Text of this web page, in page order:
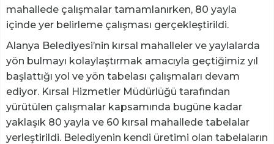
mahallede çalışmalar tamamlanırken, 80 yayla
içinde yer belirleme çalışması gerçekleştirildi.
Alanya Belediyesi’nin kırsal mahalleler ve yaylalarda
yön bulmayı kolaylaştırmak amacıyla geçtiğimiz yıl
başlattığı yol ve yön tabelası çalışmaları devam
ediyor. Kırsal Hizmetler Müdürlüğü tarafından
yürütülen çalışmalar kapsamında bugüne kadar
yaklaşık 80 yayla ve 60 kırsal mahallede tabelalar
yerleştirildi. Belediyenin kendi üretimi olan tabelaların